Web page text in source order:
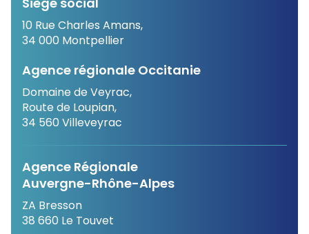
10 Rue Charles Amans,
34 000 Montpellier
Agence régionale Occitanie
Domaine de Veyrac,
Route de Loupian,
34 560 Villeveyrac
Agence Régionale
Auvergne-Rhône-Alpes
ZA Bresson
38 660 Le Touvet